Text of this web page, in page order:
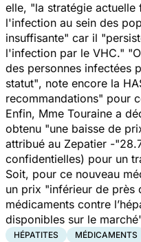
elle, "la stratégie actuelle
l'infection au sein des
insuffisante" car il
l'infection par le VHC."
des personnes infectées
statut", note encore la
recommandations" pour
Enfin, Mme Touraine a
obtenu "une baisse de
attribué au Zepatier -"
confidentielles) pour un
Soit, pour ce nouveau
un prix "inférieur de près
médicaments contre
disponibles sur le
HÉPATITES MÉDICAMENTS